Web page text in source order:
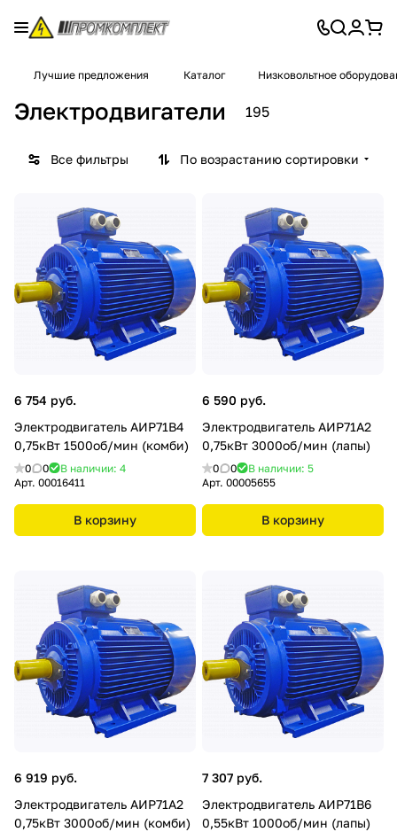
Лучшие предложения Каталог Низковольтное
Электродвигатели 195
Все фильтры По возрастанию сортировки
6 754 руб.
Электродвигатель АИР71В4
0,75кВт 1500об/мин (комби)
0 0
В наличии: 4
Арт. 00016411
В корзину
6 590 руб.
Электродвигатель АИР71А2
0,75кВт 3000об/мин (лапы)
0 0
В наличии: 5
Арт. 00005655
В корзину
6 919 руб.
Электродвигатель АИР71А2
0,75кВт 3000об/мин (комби)
7 307 руб.
Электродвигатель АИР71В6
0,55кВт 1000об/мин (лапы)